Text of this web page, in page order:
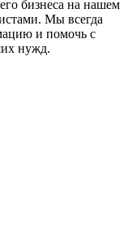
бизнеса на нашем
Мы всегда
и помочь с
нужд.